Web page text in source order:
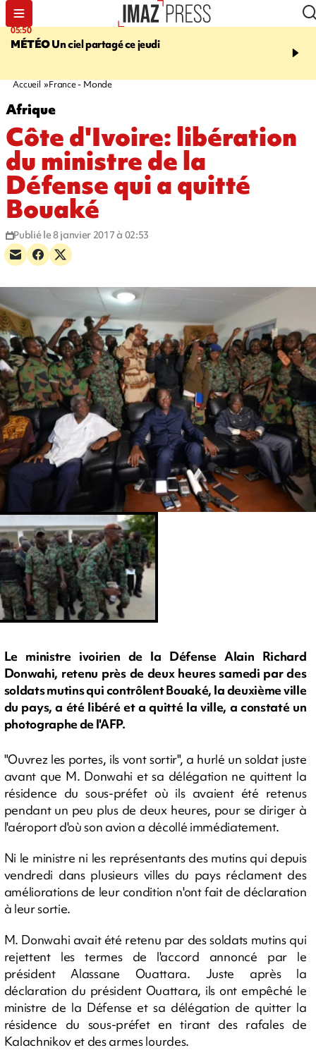
05:50
MÉTÉOUn ciel partagé ce jeudi
08:13
La
Accueil France - Monde
Afrique
Côte d'Ivoire: libération
du ministre de la
Défense qui a quitté
Bouaké
Publié le 8 janvier 2017 à 02:53
Le ministre ivoirien de la Défense Alain Richard
Donwahi, retenu près de deux heures samedi par des
soldats mutins qui contrôlent Bouaké, la deuxième ville
du pays, a été libéré et a quitté la ville, a constaté un
photographe de l'AFP.
"Ouvrez les portes, ils vont sortir", a hurlé un soldat juste
avant que M. Donwahi et sa délégation ne quittent la
résidence du sous-préfet où ils avaient été retenus
pendant un peu plus de deux heures, pour se diriger à
l'aéroport d'où son avion a décollé immédiatement.
Ni le ministre ni les représentants des mutins qui depuis
vendredi dans plusieurs villes du pays réclament des
améliorations de leur condition n'ont fait de déclaration
à leur sortie.
M. Donwahi avait été retenu par des soldats mutins qui
rejettent les termes de l'accord annoncé par le
président Alassane Ouattara. Juste après la
déclaration du président Ouattara, ils ont empêché le
ministre de la Défense et sa délégation de quitter la
résidence du sous-préfet en tirant des rafales de
Kalachnikov et des armes lourdes.